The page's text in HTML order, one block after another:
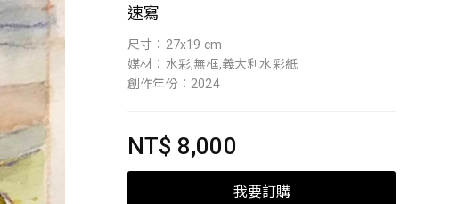
速寫
尺寸：27x19 cm
媒材：水彩,無框,義大利水彩紙
創作年份：2024
NT$ 8,000
我要訂購